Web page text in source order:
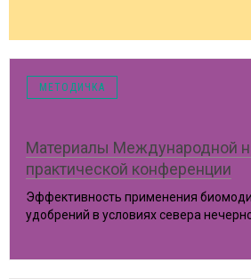
МЕТОДИЧКА
Материалы Международной
практической конференции
Эффективность применения
удобрений в условиях севера